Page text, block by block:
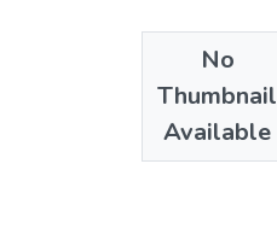
No
Thumbnail
Available